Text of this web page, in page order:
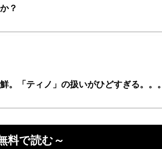
？
。「ティノ」の扱いがひどすぎる。。
料で読む～